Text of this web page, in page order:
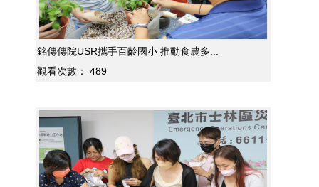
銘傳傳院USR攜手百齡國小 推動食農多...
觀看次數：
489